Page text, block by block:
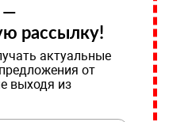
—
рассылку!
актуальные
от
выходя из